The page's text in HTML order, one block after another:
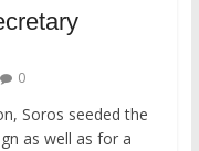
0
Soros seeded the
as well as for a